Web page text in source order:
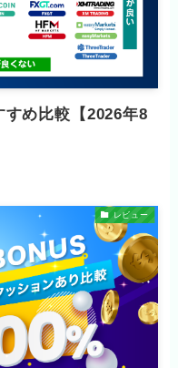
め比較【2026年8
レビュー